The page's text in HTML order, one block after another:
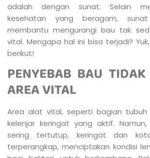
adalah dengan sunat. Selain
kesehatan yang beragam,
membantu mengurangi bau tak
vital. Mengapa hal ini bisa terjadi?
berikut!
PENYEBAB BAU
AREA VITAL
Area alat vital, seperti bagian tubuh
kelenjar keringat yang aktif.
sering tertutup, keringat dan
terperangkap, menciptakan kondisi